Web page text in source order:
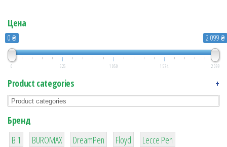
Цена
0 ₴ 2 099 ₴
0 525 1 050 1 574 2 099
Product categories +
Бренд
B 1
1
BUROMAX
1
DreamPen
2
Floyd
2
Lecce Pen